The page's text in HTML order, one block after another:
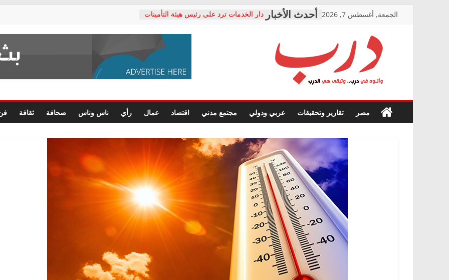
الجمعة, أغسطس 7, 2026
دار الخدمات ترد على رئيس هيئة التأمينات
معاناة أصحاب المعاشات.. ونطالب بكشف
فرحات سليمان يكتب: القطاع الصحي إلى
حزب التحالف الشعبي يطلق لجنة “الحق
صور .. اعتماد الرسومات النهائية للقرار
الوزاري لمدينة الصحفيين.. وانتهاء أعمال
إنشاء المبنى الإداري
متابعة قضية الدكتور محمد زهران.. ويؤكد:
قرينة البراءة وضمانات المحاكمة العادلة
حق أصيل
درب
في
درب..
مصر تقارير وتحقيقات عربي ودولي مجتمع مدني اقتصاد عمال رأي ناس وناس صحافة ثقافة